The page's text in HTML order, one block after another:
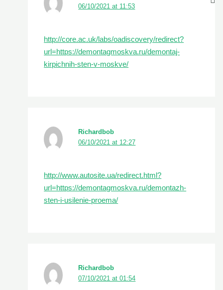
06/10/2021 at 11:53
http://core.ac.uk/labs/oadiscovery/redirect?
url=https://demontagmoskva.ru/demontaj-
kirpichnih-sten-v-moskve/
Richardbob
06/10/2021 at 12:27
http://www.autosite.ua/redirect.html?
url=https://demontagmoskva.ru/demontazh-
sten-i-usilenie-proema/
Richardbob
07/10/2021 at 01:54